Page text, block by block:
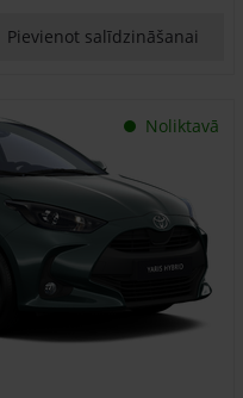
Pievienot salīdzināšanai
Noliktavā